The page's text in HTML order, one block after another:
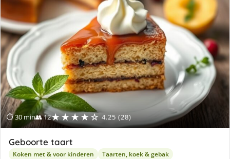
⏱ 30 min👥 12★★★★☆ 4.25 (28)
Geboorte taart
Koken met & voor kinderen Taarten, koek & gebak